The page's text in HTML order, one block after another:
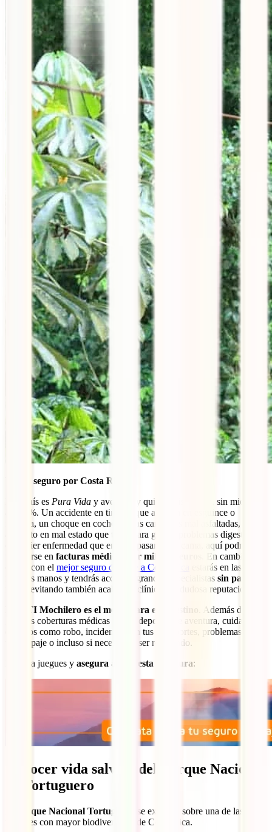
Viajar seguro por Costa Rica
Este país es Pura Vida y aventura y quieres disfrutarlo, sin miedos,
al 100%. Un accidente en tirolina que acabara en esguince o
fractura, un choque en coche por las carreteras mal asfaltadas, algún
alimento en mal estado que te causara graves problemas digestivos o
cualquier enfermedad que en casa pasarías en cama, aquí podría
traducirse en facturas médicas por miles de euros
. En cambio, al
contar con el mejor seguro de viaje a Costa Rica
estarás en las
mejores manos y tendrás acceso a grandes especialistas sin pagar
, evitando también acabar en clínicas de dudosa reputación.
El IATI Mochilero es el mejor para este destino
. Además de
grandes coberturas médicas y para deportes de aventura, cuida de ti
en casos como robo, incidentes con tus transportes, problemas con
tu equipaje o incluso si necesitaras ser repatriado.
No te la juegues y asegura ahora esta aventura:
Conocer vida salvaje del Parque Nacional
de Tortuguero
Parque Nacional Tortuguero
se extiende sobre una de las
regiones con mayor biodiversidad de Costa Rica.